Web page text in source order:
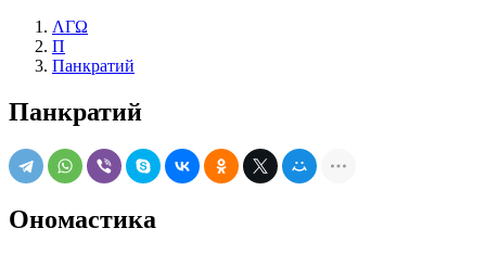
ΛΓΩ
П
Панкратий
Панкратий
Ономастика